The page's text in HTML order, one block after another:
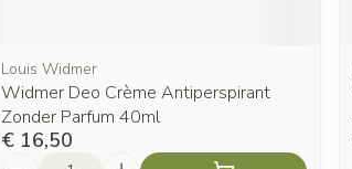
Louis Widmer
Widmer Deo Crème Antiperspirant
Zonder Parfum 40ml
€ 16,50